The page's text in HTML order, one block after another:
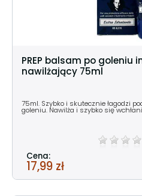
PREP balsam po goleniu
nawilżający 75ml
75ml. Szybko i skutecznie łagodzi
goleniu. Nawilża i szybko się
Cena:
17,99 zł